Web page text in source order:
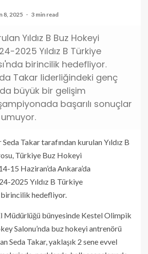
8, 2025 3 min read
Yıldız B Buz Hokeyi
2025 Yıldız B Türkiye
birincilik hedefliyor.
Takar liderliğindeki genç
büyük bir gelişim
başarılı sonuçlar
Seda Takar tarafından kurulan Yıldız B
Türkiye Buz Hokeyi
15 Haziran’da Ankara’da
2025 Yıldız B Türkiye
birincilik hedefliyor.
Müdürlüğü bünyesinde Kestel Olimpik
Salonu’nda buz hokeyi antrenörü
Seda Takar, yaklaşık 2 sene evvel